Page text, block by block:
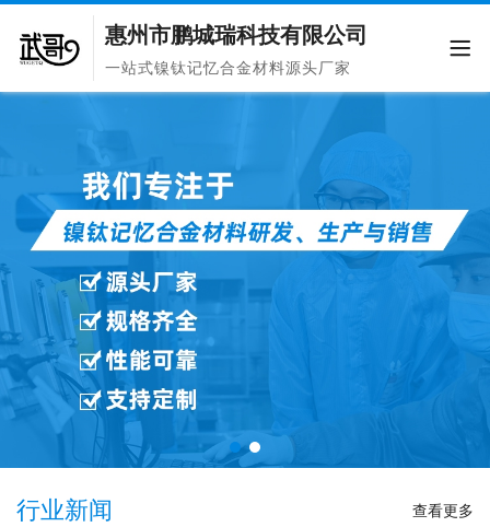
惠州市鹏城瑞科技有限公司
一站式镍钛记忆合金材料源头厂家
行业新闻 查看更多